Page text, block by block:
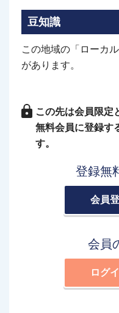
豆知識
この地域の「ローカ
があります。
この先は会員限定
無料会員に登録す
す。
登録無
会員
会員
ログ